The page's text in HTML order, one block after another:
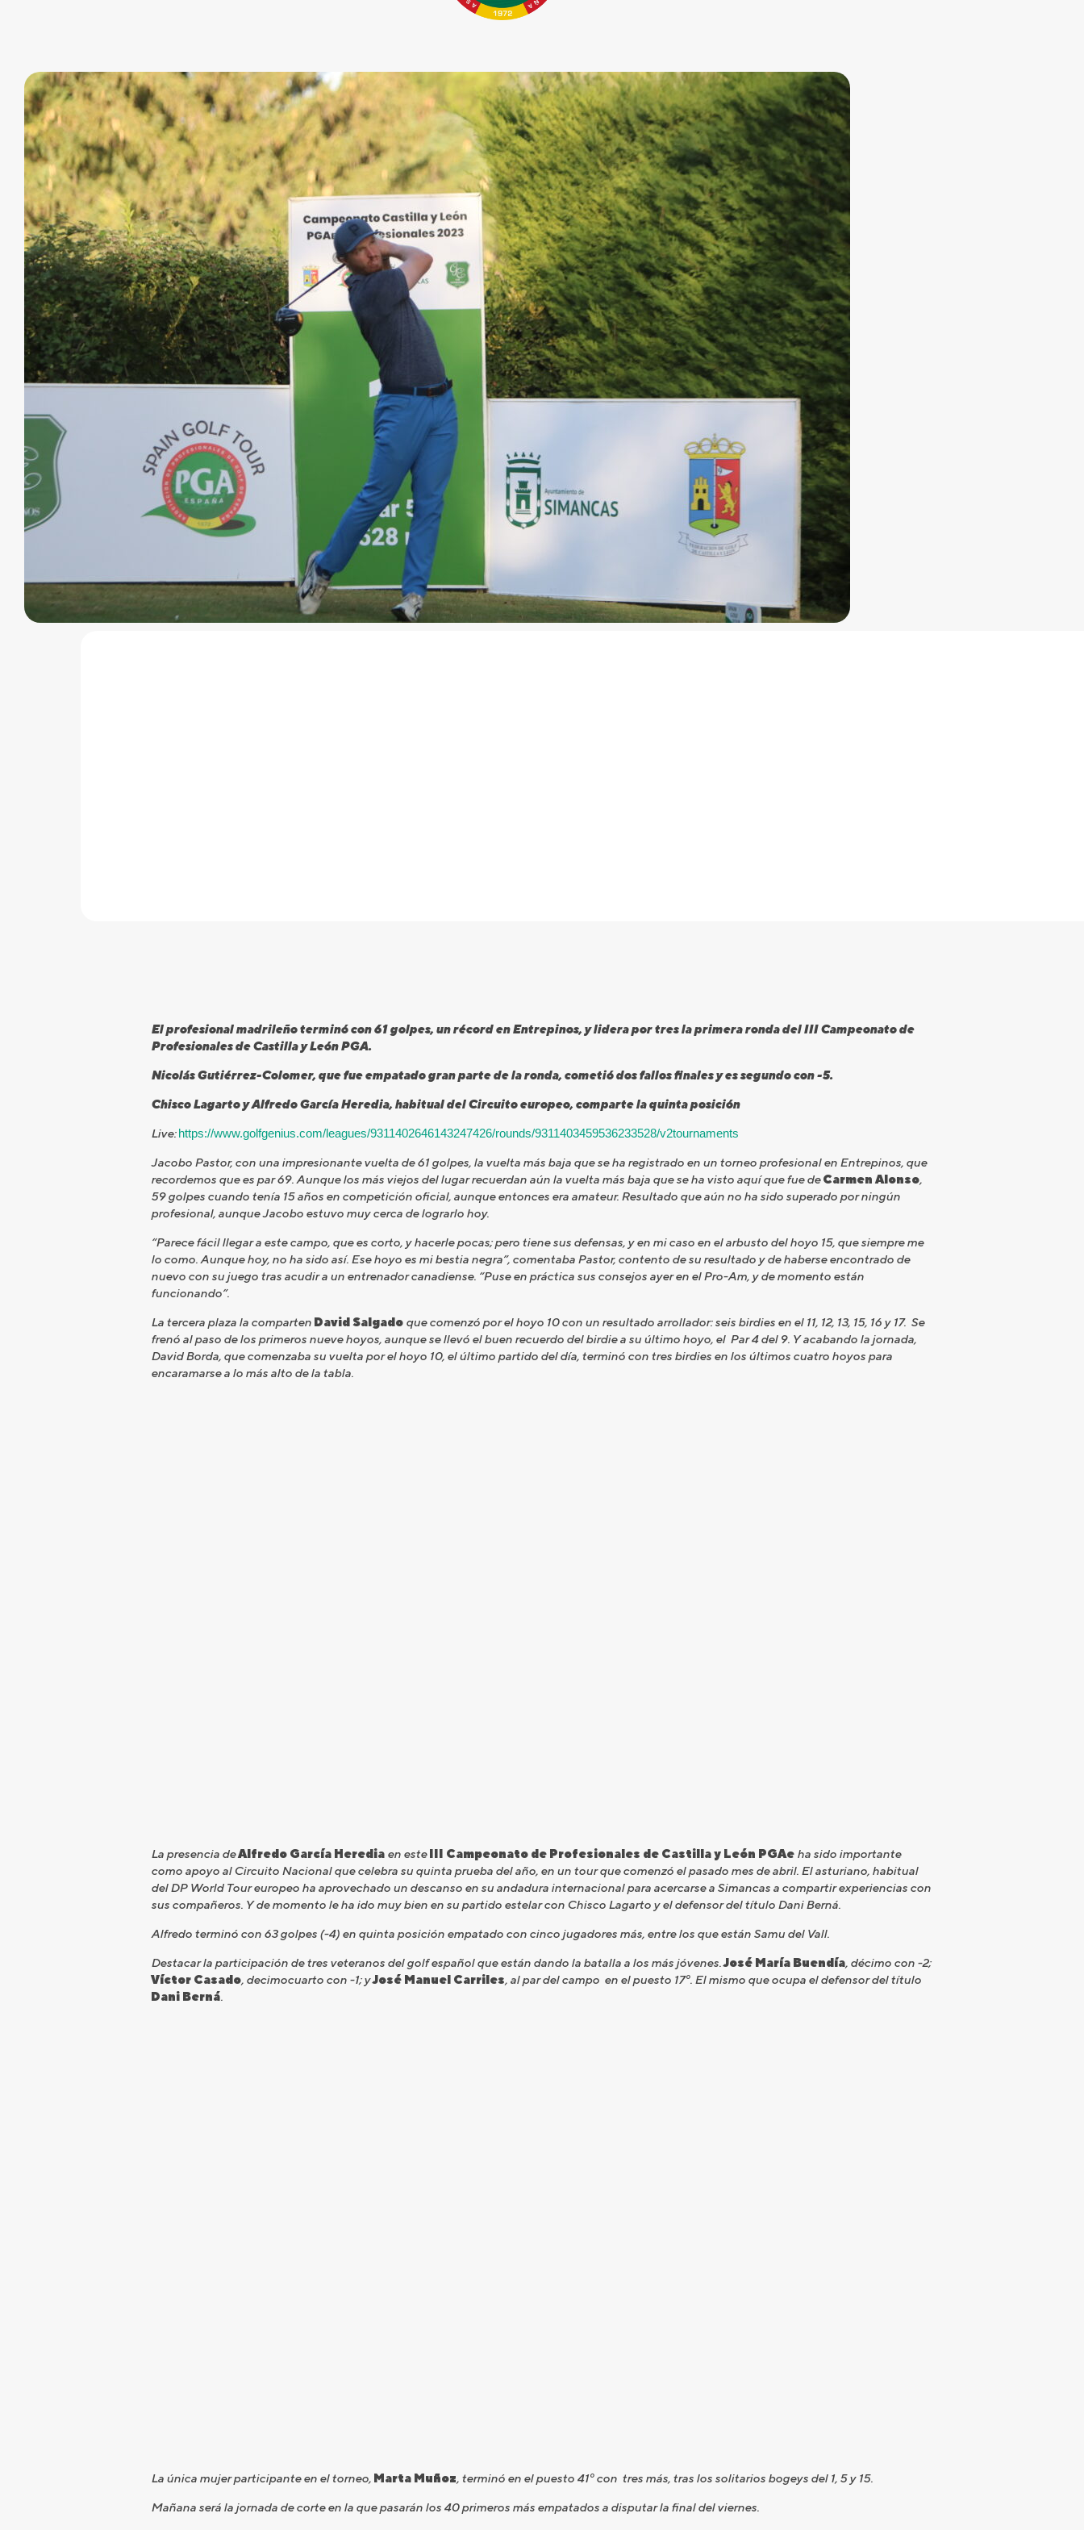
El profesional madrileño terminó con 61 golpes, un récord en Entrepinos, y lidera por tres la primera ronda del III Campeonato de
Profesionales de Castilla y León PGA.
Nicolás Gutiérrez-Colomer, que fue empatado gran parte de la ronda, cometió dos fallos finales y es segundo con -5.
Chisco Lagarto y Alfredo García Heredia, habitual del Circuito europeo, comparte la quinta posición
Live:https://www.golfgenius.com/leagues/9311402646143247426/rounds/9311403459536233528/v2tournaments
Jacobo Pastor, con una impresionante vuelta de 61 golpes, la vuelta más baja que se ha registrado en un torneo profesional en Entrepinos, que
recordemos que es par 69. Aunque los más viejos del lugar recuerdan aún la vuelta más baja que se ha visto aquí que fue deCarmen Alonso,
59 golpes cuando tenía 15 años en competición oficial, aunque entonces era amateur. Resultado que aún no ha sido superado por ningún
profesional, aunque Jacobo estuvo muy cerca de lograrlo hoy.
“Parece fácil llegar a este campo, que es corto, y hacerle pocas; pero tiene sus defensas, y en mi caso en el arbusto del hoyo 15, que siempre me
lo como. Aunque hoy, no ha sido así. Ese hoyo es mi bestia negra”, comentaba Pastor, contento de su resultado y de haberse encontrado de
nuevo con su juego tras acudir a un entrenador canadiense. “Puse en práctica sus consejos ayer en el Pro-Am, y de momento están
funcionando”.
La tercera plaza la comparten David Salgado que comenzó por el hoyo 10 con un resultado arrollador: seis birdies en el 11, 12, 13, 15, 16 y 17. Se
frenó al paso de los primeros nueve hoyos, aunque se llevó el buen recuerdo del birdie a su último hoyo, el Par 4 del 9. Y acabando la jornada,
David Borda, que comenzaba su vuelta por el hoyo 10, el último partido del día, terminó con tres birdies en los últimos cuatro hoyos para
encaramarse a lo más alto de la tabla.
La presencia deAlfredo García Heredia en esteIII Campeonato de Profesionales de Castilla y León PGAe ha sido importante
como apoyo al Circuito Nacional que celebra su quinta prueba del año, en un tour que comenzó el pasado mes de abril. El asturiano, habitual
del DP World Tour europeo ha aprovechado un descanso en su andadura internacional para acercarse a Simancas a compartir experiencias con
sus compañeros. Y de momento le ha ido muy bien en su partido estelar con Chisco Lagarto y el defensor del título Dani Berná.
Alfredo terminó con 63 golpes (-4) en quinta posición empatado con cinco jugadores más, entre los que están Samu del Vall.
Destacar la participación de tres veteranos del golf español que están dando la batalla a los más jóvenes.José María Buendía, décimo con -2;
Víctor Casado, decimocuarto con -1; yJosé Manuel Carriles, al par del campo en el puesto 17º. El mismo que ocupa el defensor del título
Dani Berná.
La única mujer participante en el torneo, Marta Muñoz, terminó en el puesto 41º con tres más, tras los solitarios bogeys del 1, 5 y 15.
Mañana será la jornada de corte en la que pasarán los 40 primeros más empatados a disputar la final del viernes.